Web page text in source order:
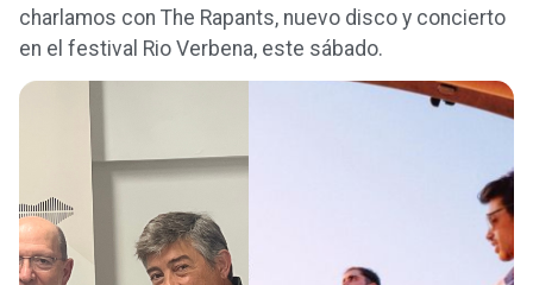
charlamos con The Rapants, nuevo disco y concierto
en el festival Rio Verbena, este sábado.